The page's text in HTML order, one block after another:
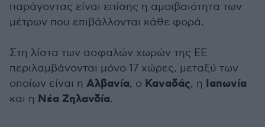
παράγοντας είναι επίσης η αμοιβαιότητα των
μέτρων που επιβάλλονται κάθε φορά.
Στη λίστα των ασφαλών χωρών της ΕΕ
περιλαμβάνονται μόνο 17 χώρες, μεταξύ των
οποίων είναι η Αλβανία, ο Καναδάς, η Ιαπωνία
και η Νέα Ζηλανδία.